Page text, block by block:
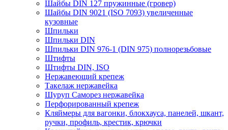
Шайбы DIN 127 пружинные (гровер)
Шайбы DIN 9021 (ISO 7093) увеличенные
кузовные
Шпильки
Шпильки DIN
Шпильки DIN 976-1 (DIN 975) полнорезьбовые
Штифты
Штифты DIN, ISO
Нержавеющий крепеж
Такелаж нержавейка
Шуруп Саморез нержавейка
Перфорированный крепеж
Кляймеры для вагонки, блокхауса, панелей, шкант,
ручки, профиль, крестик, крючки